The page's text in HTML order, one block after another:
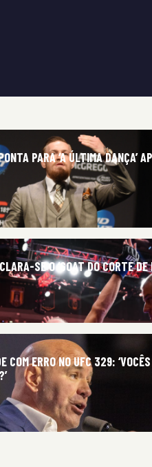
PARA ‘A ÚLTIMA DANÇA’
SE O ‘GOAT DO CORTE DE
COM ERRO NO UFC 329: